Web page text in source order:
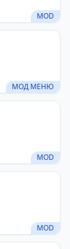
MOD
МОД МЕНЮ
MOD
MOD